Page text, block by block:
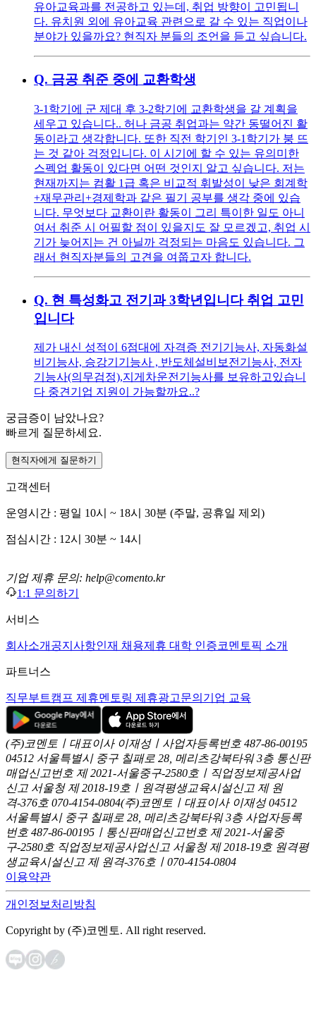
유아교육과를 전공하고 있는데, 취업 방향이 고민됩니
다. 유치원 외에 유아교육 관련으로 갈 수 있는 직업이나
분야가 있을까요? 현직자 분들의 조언을 듣고 싶습니다.
Q. 금공 취준 중에 교환학생
3-1학기에 군 제대 후 3-2학기에 교환학생을 갈 계획을
세우고 있습니다.. 허나 금공 취업과는 약간 동떨어진 활
동이라고 생각합니다. 또한 직전 학기인 3-1학기가 붕 뜨
는 것 같아 걱정입니다. 이 시기에 할 수 있는 유의미한
스펙업 활동이 있다면 어떤 것인지 알고 싶습니다. 저는
현재까지는 컴활 1급 혹은 비교적 휘발성이 낮은 회계학
+재무관리+경제학과 같은 필기 공부를 생각 중에 있습
니다. 무엇보다 교환이란 활동이 그리 특이한 일도 아니
여서 취준 시 어필할 점이 있을지도 잘 모르겠고, 취업 시
기가 늦어지는 건 아닐까 걱정되는 마음도 있습니다. 그
래서 현직자분들의 고견을 여쭙고자 합니다.
Q. 현 특성화고 전기과 3학년입니다 취업 고민
입니다
제가 내신 성적이 6점대에 자격증 전기기능사, 자동화설
비기능사, 승강기기능사 , 반도체설비보전기능사, 전자
기능사(의무검정),지게차운전기능사를 보유하고있습니
다 중견기업 지원이 가능할까요..?
궁금증이 남았나요?
빠르게 질문하세요.
현직자에게 질문하기
고객센터
운영시간 : 평일 10시 ~ 18시 30분 (주말, 공휴일 제외)
점심시간 : 12시 30분 ~ 14시
기업 제휴 문의: help@comento.kr
1:1 문의하기
서비스
회사소개 공지사항인재 채용제휴 대학 인증코멘토픽 소개
파트너스
직무부트캠프 제휴멘토링 제휴광고문의 기업 교육
(주)코멘토ㅣ대표이사 이재성ㅣ사업자등록번호 487-86-00195
04512 서울특별시 중구 칠패로 28, 메리츠강북타워 3층 통신판
매업신고번호 제 2021-서울중구-2580호ㅣ직업정보제공사업
신고 서울청 제 2018-19호ㅣ원격평생교육시설신고 제 원
격-376호 070-4154-0804(주)코멘토ㅣ대표이사 이재성 04512
서울특별시 중구 칠패로 28, 메리츠강북타워 3층 사업자등록
번호 487-86-00195ㅣ통신판매업신고번호 제 2021-서울중
구-2580호 직업정보제공사업신고 서울청 제 2018-19호 원격평
생교육시설신고 제 원격-376호ㅣ070-4154-0804
이용약관
개인정보처리방침
Copyright by (주)코멘토. All right reserved.